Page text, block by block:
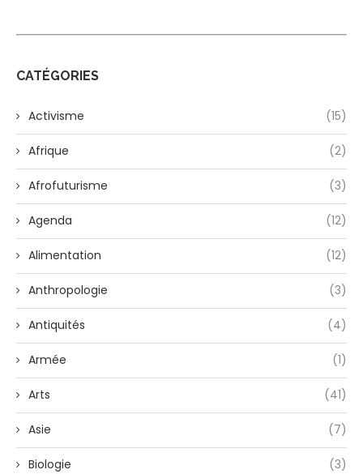
CATÉGORIES
Activisme (15)
Afrique (2)
Afrofuturisme (3)
Agenda (12)
Alimentation (12)
Anthropologie (3)
Antiquités (4)
Armée (1)
Arts (41)
Asie (7)
Biologie (3)